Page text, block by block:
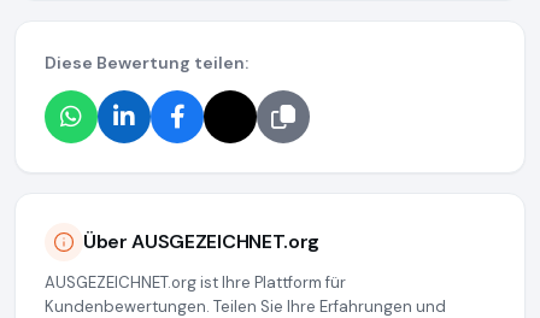
Diese Bewertung teilen:
Über AUSGEZEICHNET.org
AUSGEZEICHNET.org ist Ihre Plattform für
Kundenbewertungen. Teilen Sie Ihre Erfahrungen und